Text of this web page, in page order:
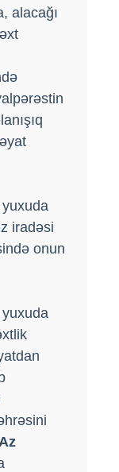
alacağı
iradəsi
onun